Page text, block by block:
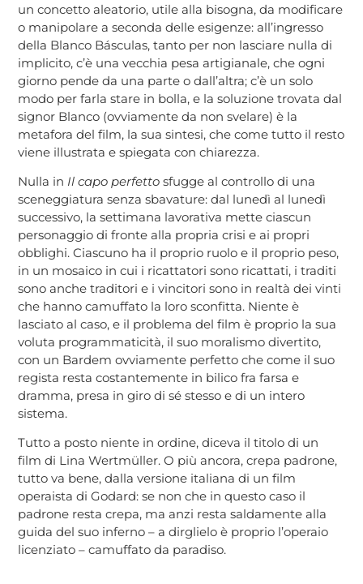
un concetto aleatorio, utile alla bisogna, da modificare
o manipolare a seconda delle esigenze: all’ingresso
della Blanco Básculas, tanto per non lasciare nulla di
implicito, c’è una vecchia pesa artigianale, che ogni
giorno pende da una parte o dall’altra; c’è un solo
modo per farla stare in bolla, e la soluzione trovata dal
signor Blanco (ovviamente da non svelare) è la
metafora del film, la sua sintesi, che come tutto il resto
viene illustrata e spiegata con chiarezza.
Nulla in Il capo perfetto sfugge al controllo di una
sceneggiatura senza sbavature: dal lunedì al lunedì
successivo, la settimana lavorativa mette ciascun
personaggio di fronte alla propria crisi e ai propri
obblighi. Ciascuno ha il proprio ruolo e il proprio peso,
in un mosaico in cui i ricattatori sono ricattati, i traditi
sono anche traditori e i vincitori sono in realtà dei vinti
che hanno camuffato la loro sconfitta. Niente è
lasciato al caso, e il problema del film è proprio la sua
voluta programmaticità, il suo moralismo divertito,
con un Bardem ovviamente perfetto che come il suo
regista resta costantemente in bilico fra farsa e
dramma, presa in giro di sé stesso e di un intero
sistema.
Tutto a posto niente in ordine, diceva il titolo di un
film di Lina Wertmüller. O più ancora, crepa padrone,
tutto va bene, dalla versione italiana di un film
operaista di Godard: se non che in questo caso il
padrone resta crepa, ma anzi resta saldamente alla
guida del suo inferno – a dirglielo è proprio l’operaio
licenziato – camuffato da paradiso.